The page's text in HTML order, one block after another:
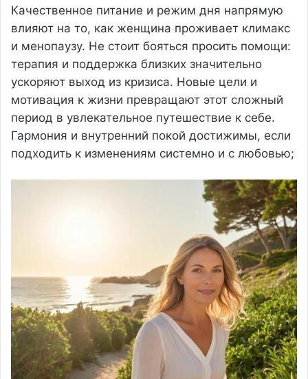
Качественное питание и режим дня напрямую
влияют на то, как женщина проживает климакс
и менопаузу. Не стоит бояться просить помощи:
терапия и поддержка близких значительно
ускоряют выход из кризиса. Новые цели и
мотивация к жизни превращают этот сложный
период в увлекательное путешествие к себе.
Гармония и внутренний покой достижимы, если
подходить к изменениям системно и с любовью;